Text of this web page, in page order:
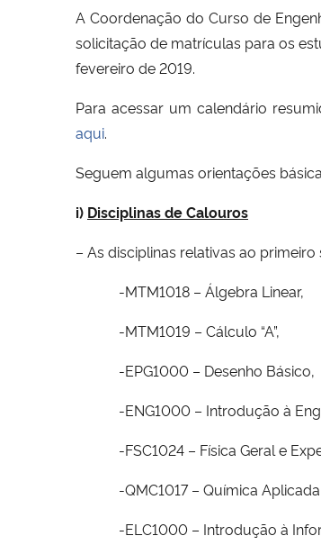
A Coordenação do Curso de
solicitação de matrículas para os
fevereiro de 2019.
Para acessar um calendário
aqui.
Seguem algumas orientações
i) Disciplinas de Calouros
– As disciplinas relativas ao
-MTM1018 – Álgebra Linear,
-MTM1019 – Cálculo “A”,
-EPG1000 – Desenho Básico,
-ENG1000 – Introdução à
-FSC1024 – Física Geral e
-QMC1017 – Química Aplicada
-ELC1000 – Introdução à